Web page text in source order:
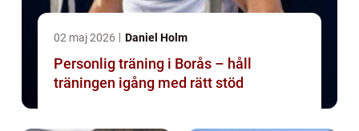
02 maj 2026 Daniel Holm
Personlig träning i Borås – håll
träningen igång med rätt stöd